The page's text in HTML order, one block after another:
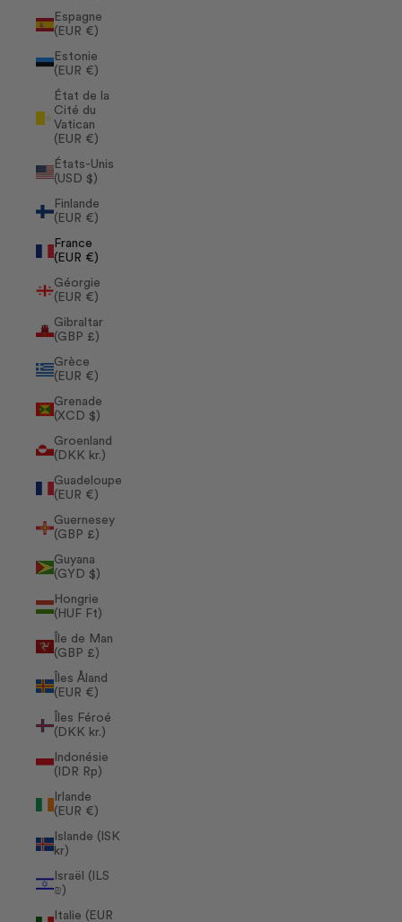
Espagne
(EUR €)
Estonie
(EUR €)
État de la
Cité du
Vatican
(EUR €)
États-Unis
(USD $)
Finlande
(EUR €)
France
(EUR €)
Géorgie
(EUR €)
Gibraltar
(GBP £)
Grèce
(EUR €)
Grenade
(XCD $)
Groenland
(DKK kr.)
Guadeloupe
(EUR €)
Guernesey
(GBP £)
Guyana
(GYD $)
Hongrie
(HUF Ft)
Île de Man
(GBP £)
Îles Åland
(EUR €)
Îles Féroé
(DKK kr.)
Indonésie
(IDR Rp)
Irlande
(EUR €)
Islande (ISK
kr)
Israël (ILS
₪)
Italie (EUR